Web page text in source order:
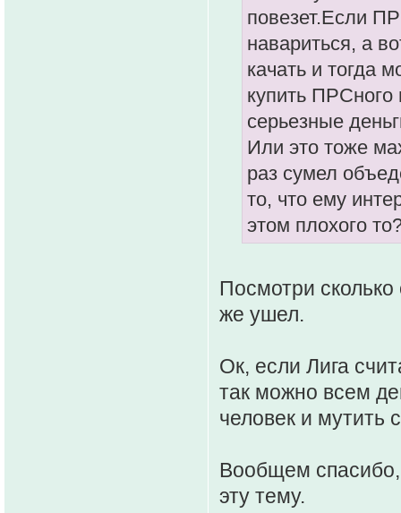
повезет.Если
навариться, а
качать и тогда
купить ПРСного
серьезные
Или это тоже
раз сумел
то, что ему
этом плохого
Посмотри
же ушел.
Ок, если Лига
так можно всем
человек и мутить
Вообщем
эту тему.